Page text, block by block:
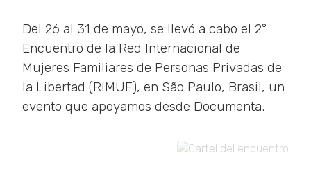
Del 26 al 31 de mayo, se llevó a cabo el 2°
Encuentro de la Red Internacional de
Mujeres Familiares de Personas Privadas de
la Libertad (RIMUF), en São Paulo, Brasil, un
evento que apoyamos desde Documenta.